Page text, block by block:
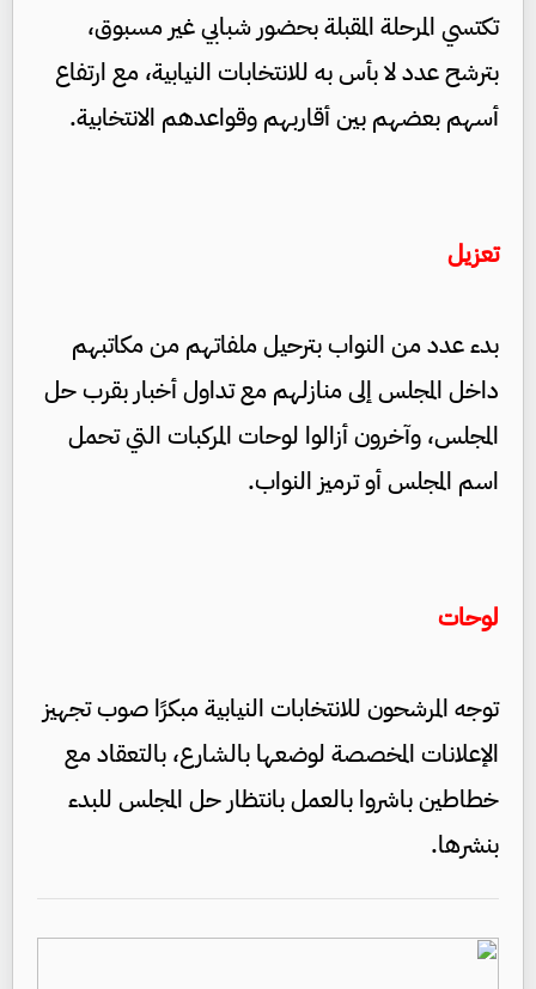
تكتسي المرحلة المقبلة بحضور شبابي غير مسبوق،
بترشح عدد لا بأس به للانتخابات النيابية، مع ارتفاع
أسهم بعضهم بين أقاربهم وقواعدهم الانتخابية.
تعزيل
بدء عدد من النواب بترحيل ملفاتهم من مكاتبهم
داخل المجلس إلى منازلهم مع تداول أخبار بقرب حل
المجلس، وآخرون أزالوا لوحات المركبات التي تحمل
اسم المجلس أو ترميز النواب.
لوحات
توجه المرشحون للانتخابات النيابية مبكرًا صوب تجهيز
الإعلانات المخصصة لوضعها بالشارع، بالتعقاد مع
خطاطين باشروا بالعمل بانتظار حل المجلس للبدء
بنشرها.